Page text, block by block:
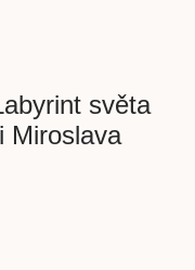
světa
Miroslava